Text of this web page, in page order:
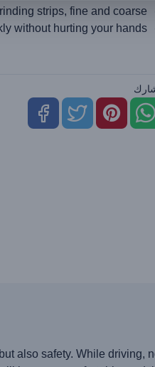
strips, fine and coarse
without hurting your hands.
also safety. While